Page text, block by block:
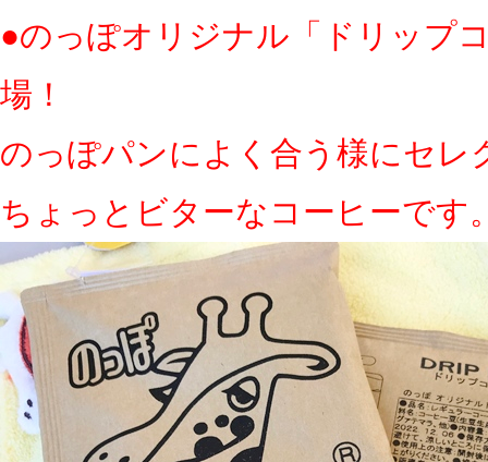
●のっぽオリジナル「ドリップ
場！
のっぽパンによく合う様にセレ
ちょっとビターなコーヒーです